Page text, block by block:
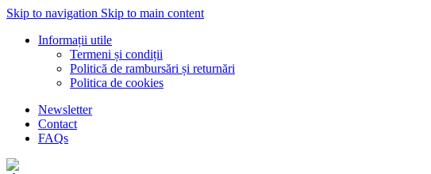
Skip to navigation Skip to main content
Informații utile
Termeni și condiții
Politică de rambursări și returnări
Politica de cookies
Newsletter
Contact
FAQs